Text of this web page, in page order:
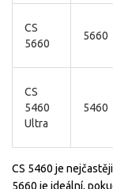
CS
5660
5660
CS
5460
Ultra
5460
CS 5460 je
5660 je ideální,